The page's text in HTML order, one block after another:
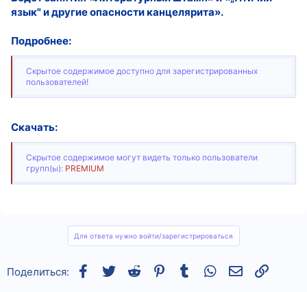
язык" и другие опасности канцелярита».
Подробнее:
Скрытое содержимое доступно для зарегистрированных
пользователей!
Скачать:
Скрытое содержимое могут видеть только пользователи
групп(ы): PREMIUM
Для ответа нужно войти/зарегистрироваться
Поделиться: Facebook
TwitterReddit Pinterest
Tumblr WhatsAppСсылка